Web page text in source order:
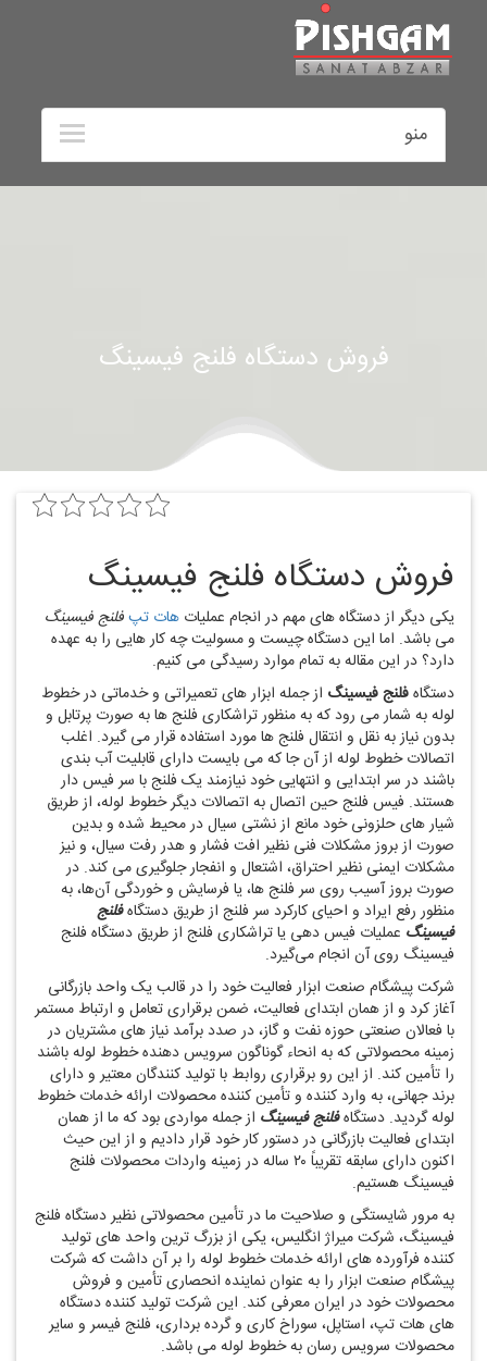
منو
فروش دستگاه فلنج فیسینگ
فروش دستگاه فلنج فیسینگ
یکی دیگر از دستگاه های مهم در انجام عملیات هات تپفلنج فیسینگ
می باشد. اما این دستگاه چیست و مسولیت چه کار هایی را به عهده
دارد؟ در این مقاله به تمام موارد رسیدگی می کنیم.
دستگاهفلنج فیسینگ از جمله ابزار های تعمیراتی و خدماتی در خطوط
لوله به شمار می‌ رود که به منظور تراشکاری فلنج‌ ها به صورت پرتابل و
بدون نیاز به نقل و انتقال فلنج ‌ها مورد استفاده قرار می‌ گیرد. اغلب
اتصالات خطوط لوله از آن‌ جا که می‌ بایست دارای قابلیت آب ‌بندی
باشند در سر ابتدایی و انتهایی خود نیازمند یک فلنج با سر فیس‌ دار
هستند. فیس فلنج حین اتصال به اتصالات دیگر خطوط لوله، از طریق
شیار های حلزونی خود مانع از نشتی سیال در محیط شده و بدین
صورت از بروز مشکلات فنی نظیر افت فشار و هدر رفت سیال، و نیز
مشکلات ایمنی نظیر احتراق، اشتعال و انفجار جلوگیری می ‌کند. در
صورت بروز آسیب روی سر فلنج ‌ها، یا فرسایش و خوردگی آن‌ها، به
منظور رفع ایراد و احیای کارکرد سر فلنج از طریق دستگاهفلنج
فیسینگ عملیات فیس‌ دهی یا تراشکاری فلنج از طریق دستگاه فلنج
فیسینگ روی آن انجام می‌گیرد.
شرکت پیشگام صنعت ابزار فعالیت خود را در قالب یک واحد بازرگانی
آغاز کرد و از همان ابتدای فعالیت، ضمن برقراری تعامل و ارتباط مستمر
با فعالان صنعتی حوزه نفت و گاز، در صدد برآمد نیاز های مشتریان در
زمینه محصولاتی که به انحاء گوناگون سرویس دهنده خطوط لوله باشند
را تأمین کند. از این رو برقراری روابط با تولید کنندگان معتیر و دارای
برند جهانی، به وارد کننده و تأمین کننده محصولات ارائه خدمات خطوط
لوله گردید. دستگاهفلنج فیسینگ از جمله مواردی بود که ما از همان
ابتدای فعالیت بازرگانی در دستور کار خود قرار دادیم و از این حیث
اکنون دارای سابقه تقریباً ۲۰ ساله در زمینه واردات محصولات فلنج
فیسینگ هستیم.
به مرور شایستگی و صلاحیت ما در تأمین محصولاتی نظیر دستگاه فلنج
فیسینگ، شرکت میراژ انگلیس، یکی از بزرگ‌ ترین واحد های تولید
کننده فرآورده ‌های ارائه خدمات خطوط لوله را بر آن داشت که شرکت
پیشگام صنعت ابزار را به عنوان نماینده انحصاری تأمین و فروش
محصولات خود در ایران معرفی کند. این شرکت تولید کننده دستگاه‌
های هات تپ، استاپل، سوراخ کاری و گرده ‌برداری، فلنج فیسر و سایر
محصولات سرویس رسان به خطوط لوله می ‌باشد.